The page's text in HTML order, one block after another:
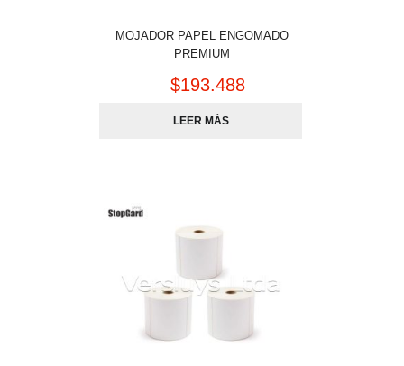
MOJADOR PAPEL ENGOMADO
PREMIUM
$193.488
LEER MÁS